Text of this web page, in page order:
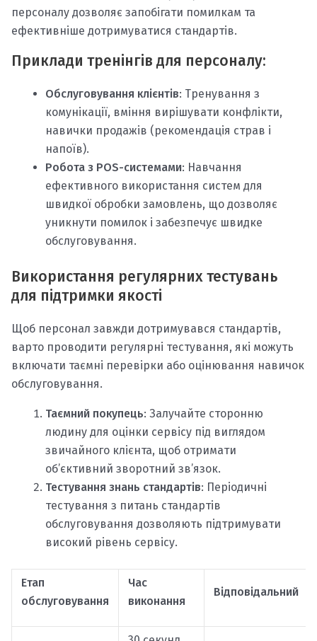
персоналу дозволяє запобігати помилкам та
ефективніше дотримуватися стандартів.
Приклади тренінгів для персоналу:
Обслуговування клієнтів: Тренування з
комунікації, вміння вирішувати конфлікти,
навички продажів (рекомендація страв і
напоїв).
Робота з POS-системами: Навчання
ефективного використання систем для
швидкої обробки замовлень, що дозволяє
уникнути помилок і забезпечує швидке
обслуговування.
Використання регулярних тестувань
для підтримки якості
Щоб персонал завжди дотримувався стандартів,
варто проводити регулярні тестування, які можуть
включати таємні перевірки або оцінювання навичок
обслуговування.
Таємний покупець: Залучайте сторонню
людину для оцінки сервісу під виглядом
звичайного клієнта, щоб отримати
об’єктивний зворотний зв’язок.
Тестування знань стандартів: Періодичні
тестування з питань стандартів
обслуговування дозволяють підтримувати
високий рівень сервісу.
Етап
обслуговування
Час
виконання
Відповідальний